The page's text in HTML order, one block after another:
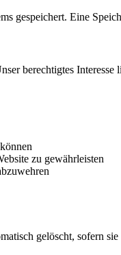
gespeichert. Eine
berechtigtes
zu gewährleisten
gelöscht, sofern